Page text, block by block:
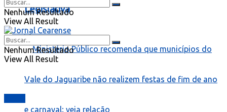
Legislativa
Nenhum Resultado
View All Result
Nenhum Resultado
View All Result